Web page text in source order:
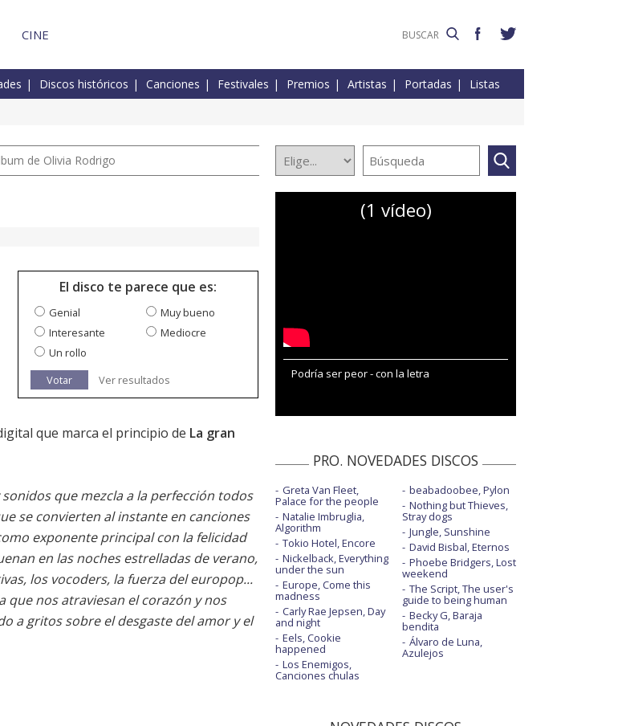
CINE
Discos históricos Canciones Festivales Premios Artistas Portadas Listas
de Olivia Rodrigo
El disco te parece que es:
Genial
Muy bueno
Interesante
Mediocre
Un rollo
Votar
Ver resultados
que marca el principio de La gran
que mezcla a la perfección todos
se convierten al instante en canciones
exponente principal con la felicidad
en las noches estrelladas de verano,
los vocoders, la fuerza del europop...
que nos atraviesan el corazón y nos
a gritos sobre el desgaste del amor y el
(1 vídeo)
Podría ser peor - con la letra
PRO. NOVEDADES DISCOS
Greta Van Fleet,
Palace for the people
Natalie Imbruglia,
Algorithm
Tokio Hotel, Encore
Nickelback, Everything
under the sun
Europe, Come this
madness
Carly Rae Jepsen, Day
and night
Eels, Cookie
happened
Los Enemigos,
Canciones chulas
beabadoobee, Pylon
Nothing but Thieves,
Stray dogs
Jungle, Sunshine
David Bisbal, Eternos
Phoebe Bridgers, Lost
weekend
The Script, The user's
guide to being human
Becky G, Baraja
bendita
Álvaro de Luna,
Azulejos